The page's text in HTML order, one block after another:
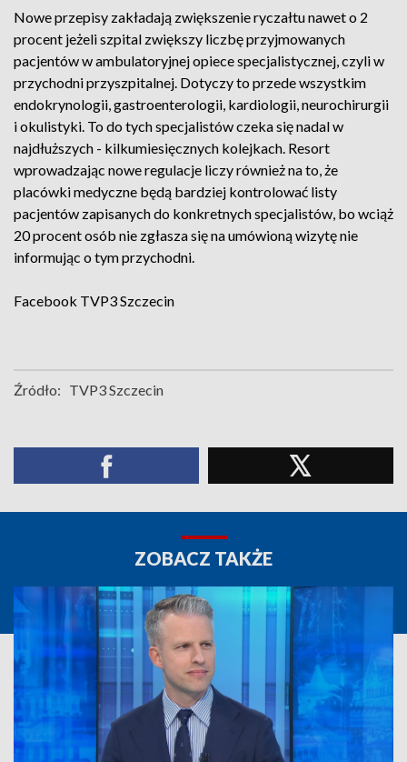
Nowe przepisy zakładają zwiększenie ryczałtu nawet o 2
procent jeżeli szpital zwiększy liczbę przyjmowanych
pacjentów w ambulatoryjnej opiece specjalistycznej, czyli w
przychodni przyszpitalnej. Dotyczy to przede wszystkim
endokrynologii, gastroenterologii, kardiologii, neurochirurgii
i okulistyki. To do tych specjalistów czeka się nadal w
najdłuższych - kilkumiesięcznych kolejkach. Resort
wprowadzając nowe regulacje liczy również na to, że
placówki medyczne będą bardziej kontrolować listy
pacjentów zapisanych do konkretnych specjalistów, bo wciąż
20 procent osób nie zgłasza się na umówioną wizytę nie
informując o tym przychodni.
Facebook TVP3 Szczecin
Źródło: TVP3 Szczecin
ZOBACZ TAKŻE